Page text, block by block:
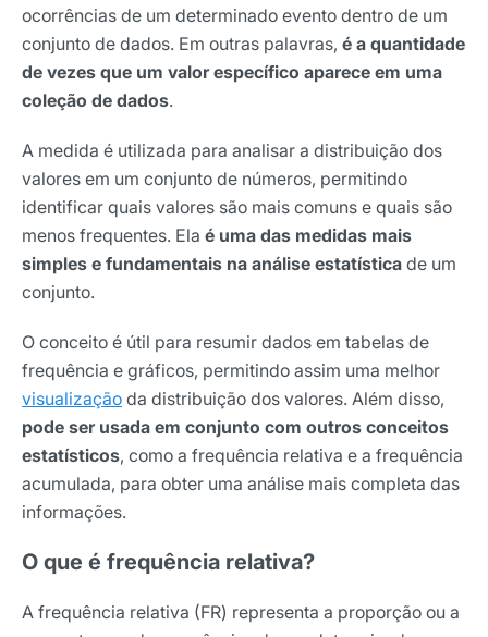
ocorrências de um determinado evento dentro de um
conjunto de dados. Em outras palavras, é a quantidade
de vezes que um valor específico aparece em uma
coleção de dados.
A medida é utilizada para analisar a distribuição dos
valores em um conjunto de números, permitindo
identificar quais valores são mais comuns e quais são
menos frequentes. Ela é uma das medidas mais
simples e fundamentais na análise estatística de um
conjunto.
O conceito é útil para resumir dados em tabelas de
frequência e gráficos, permitindo assim uma melhor
visualização da distribuição dos valores. Além disso,
pode ser usada em conjunto com outros conceitos
estatísticos, como a frequência relativa e a frequência
acumulada, para obter uma análise mais completa das
informações.
O que é frequência relativa?
A frequência relativa (FR) representa a proporção ou a